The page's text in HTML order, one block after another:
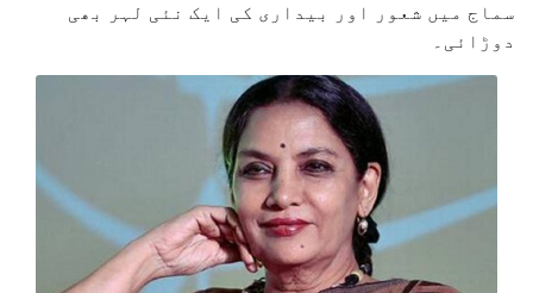
سماج میں شعور اور بیداری کی ایک نئی لہر بھی
دوڑائی۔